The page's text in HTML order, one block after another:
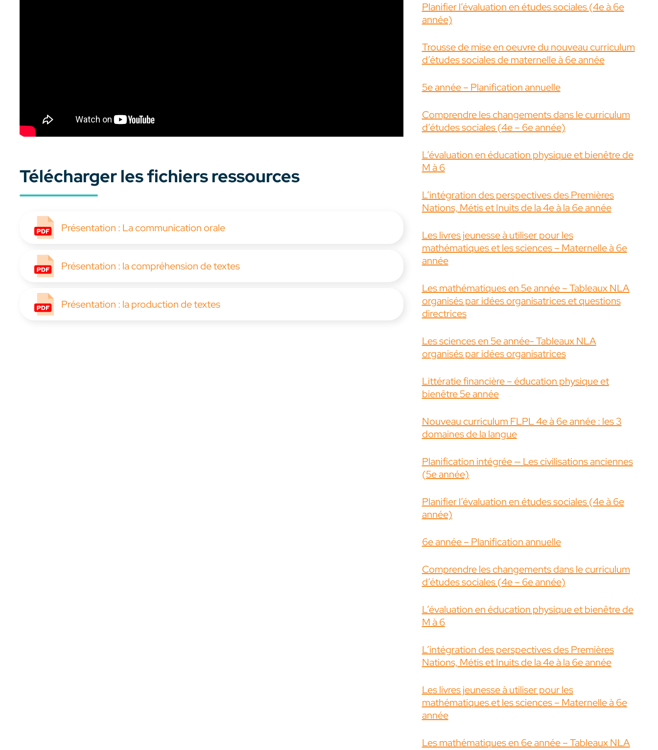
Télécharger les fichiers ressources
Présentation : La communication orale
Présentation : la compréhension de textes
Présentation : la production de textes
Planifier l’évaluation en études sociales (4e à 6e
année)
Trousse de mise en oeuvre du nouveau curriculum
d’études sociales de maternelle à 6e année
5e année – Planification annuelle
Comprendre les changements dans le curriculum
d’études sociales (4e – 6e année)
L’évaluation en éducation physique et bienêtre de
M à 6
L’intégration des perspectives des Premières
Nations, Métis et Inuits de la 4e à la 6e année
Les livres jeunesse à utiliser pour les
mathématiques et les sciences – Maternelle à 6e
année
Les mathématiques en 5e année – Tableaux NLA
organisés par idées organisatrices et questions
directrices
Les sciences en 5e année- Tableaux NLA
organisés par idées organisatrices
Littératie financière – éducation physique et
bienêtre 5e année
Nouveau curriculum FLPL 4e à 6e année : les 3
domaines de la langue
Planification intégrée — Les civilisations anciennes
(5e année)
Planifier l’évaluation en études sociales (4e à 6e
année)
6e année – Planification annuelle
Comprendre les changements dans le curriculum
d’études sociales (4e – 6e année)
L’évaluation en éducation physique et bienêtre de
M à 6
L’intégration des perspectives des Premières
Nations, Métis et Inuits de la 4e à la 6e année
Les livres jeunesse à utiliser pour les
mathématiques et les sciences – Maternelle à 6e
année
Les mathématiques en 6e année – Tableaux NLA